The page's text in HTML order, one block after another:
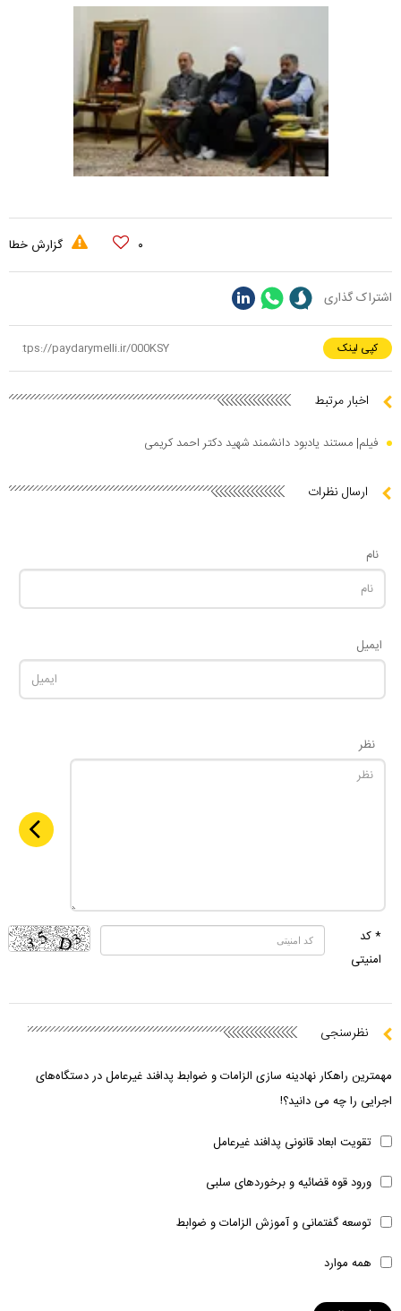
۰ گزارش خطا
اشتراک گذاری
کپی لینک
اخبار مرتبط
فیلم| مستند یادبود دانشمند شهید دکتر احمد کریمی
ارسال نظرات
نام
ایمیل
نظر
* کد
امنیتی
نظرسنجی
مهمترین راهکار نهادینه سازی الزامات و ضوابط پدافند غیرعامل در دستگاه‌های
اجرایی را چه می دانید؟!
تقویت ابعاد قانونی پدافند غیرعامل
ورود قوه قضائیه و برخوردهای سلبی
توسعه گفتمانی و آموزش الزامات و ضوابط
همه موارد